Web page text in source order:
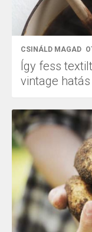
CSINÁLD MAGAD
Így fess
vintage